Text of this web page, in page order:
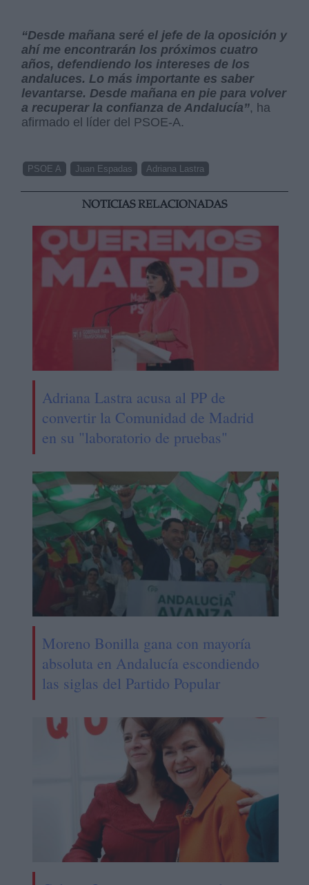
“Desde mañana seré el jefe de la oposición y
ahí me encontrarán los próximos cuatro
años, defendiendo los intereses de los
andaluces. Lo más importante es saber
levantarse. Desde mañana en pie para volver
a recuperar la confianza de Andalucía”, ha
afirmado el líder del PSOE-A.
PSOE A Juan Espadas Adriana Lastra
NOTICIAS RELACIONADAS
Adriana Lastra acusa al PP de
convertir la Comunidad de Madrid
en su "laboratorio de pruebas"
Moreno Bonilla gana con mayoría
absoluta en Andalucía escondiendo
las siglas del Partido Popular